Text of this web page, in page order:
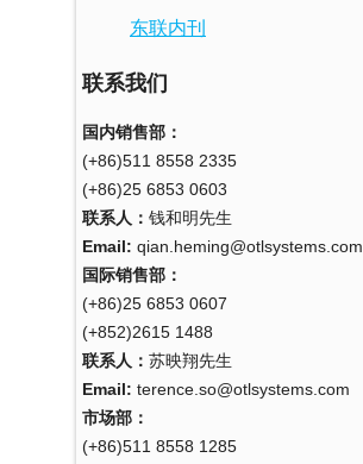
东联内刊
联系我们
国内销售部：
(+86)511 8558 2335
(+86)25 6853 0603
联系人： 钱和明先生
Email: qian.heming@otlsystems.com
国际销售部：
(+86)25 6853 0607
(+852)2615 1488
联系人： 苏映翔先生
Email: terence.so@otlsystems.com
市场部：
(+86)511 8558 1285